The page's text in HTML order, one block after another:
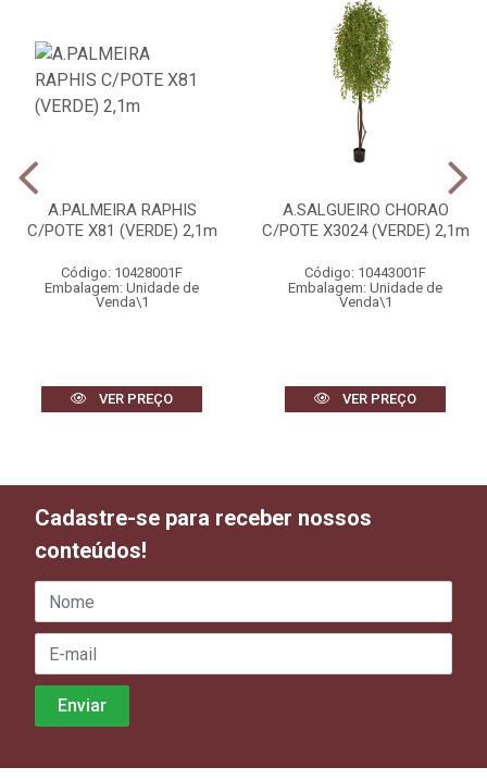
A.PALMEIRA RAPHIS
C/POTE X81 (VERDE) 2,1m
Código: 10428001F
Embalagem: Unidade de
Venda\1
VER PREÇO
A.SALGUEIRO CHORAO
C/POTE X3024 (VERDE) 2,1m
Código: 10443001F
Embalagem: Unidade de
Venda\1
VER PREÇO
Cadastre-se para receber nossos
conteúdos!